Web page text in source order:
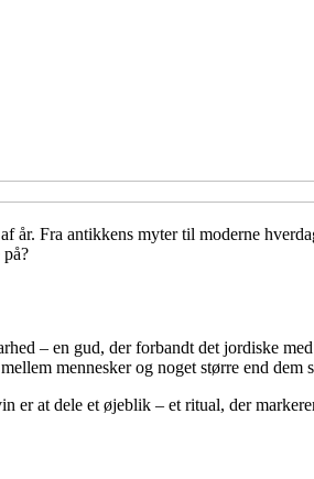
år. Fra antikkens myter til moderne
– en gud, der forbandt det jordiske
mennesker og noget større end dem
er at dele et øjeblik – et ritual, der